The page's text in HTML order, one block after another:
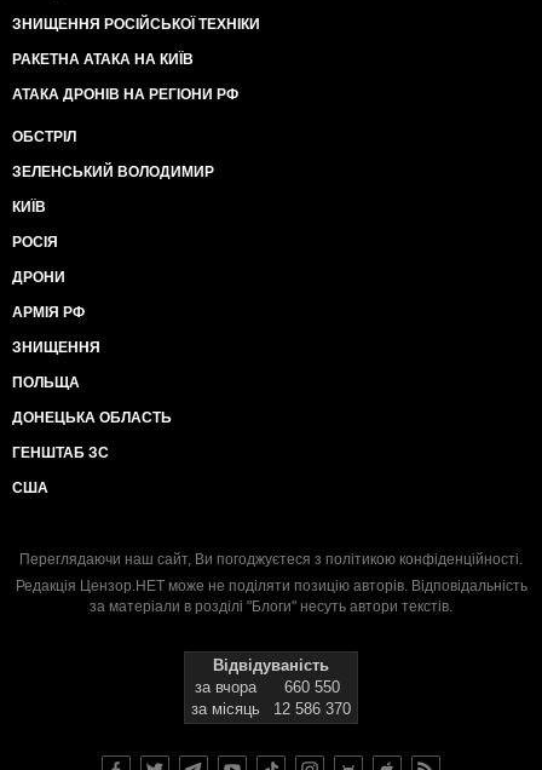
ЗНИЩЕННЯ РОСІЙСЬКОЇ ТЕХНІКИ
РАКЕТНА АТАКА НА КИЇВ
АТАКА ДРОНІВ НА РЕГІОНИ РФ
ОБСТРІЛ
ЗЕЛЕНСЬКИЙ ВОЛОДИМИР
КИЇВ
РОСІЯ
ДРОНИ
АРМІЯ РФ
ЗНИЩЕННЯ
ПОЛЬЩА
ДОНЕЦЬКА ОБЛАСТЬ
ГЕНШТАБ ЗС
США
Переглядаючи наш сайт, Ви погоджуєтеся з політикою конфіденційності.
Редакція Цензор.НЕТ може не поділяти позицію авторів. Відповідальність
за матеріали в розділі "Блоги" несуть автори текстів.
Відвідуваність
за вчора
660 550
за місяць
12 586 370